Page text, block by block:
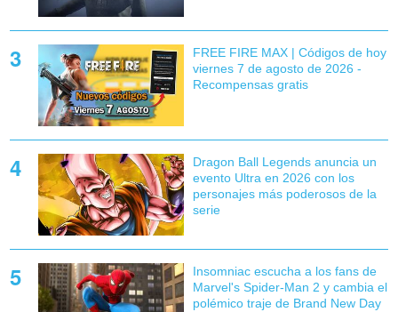
FREE FIRE MAX | Códigos de hoy
viernes 7 de agosto de 2026 -
Recompensas gratis
Dragon Ball Legends anuncia un
evento Ultra en 2026 con los
personajes más poderosos de la
serie
Insomniac escucha a los fans de
Marvel's Spider-Man 2 y cambia el
polémico traje de Brand New Day